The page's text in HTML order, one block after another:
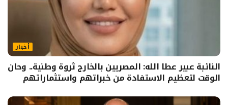
أخبار
النائبة عبير عطا الله: المصريين بالخارج ثروة وطنية.. وحان
الوقت لتعظيم الاستفادة من خبراتهم واستثماراتهم